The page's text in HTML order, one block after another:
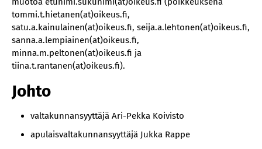
tommi.t.hietanen(at)oikeus.fi,
satu.a.kainulainen(at)oikeus.fi, seija.a.lehtonen(at)oikeus.fi,
sanna.a.lempiainen(at)oikeus.fi,
minna.m.peltonen(at)oikeus.fi ja
tiina.t.rantanen(at)oikeus.fi).
Johto
valtakunnansyyttäjä Ari-Pekka Koivisto
apulaisvaltakunnansyyttäjä Jukka Rappe